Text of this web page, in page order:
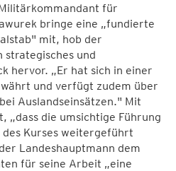
für
bringe eine „fundierte
mit, hob der
strategisches und
hervor. „Er hat sich in einer
und verfügt zudem über
Auslandseinsätzen." Mit
„dass die umsichtige Führung
Kurses weitergeführt
Landeshauptmann dem
für seine Arbeit „eine